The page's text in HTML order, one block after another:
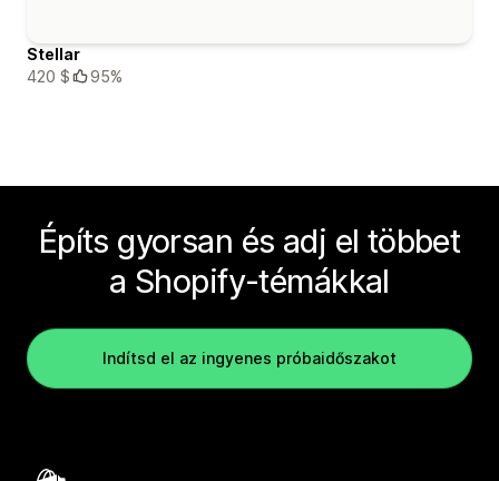
Stellar
420 $
95%
Építs gyorsan és adj el többet
a Shopify-témákkal
Indítsd el az ingyenes próbaidőszakot